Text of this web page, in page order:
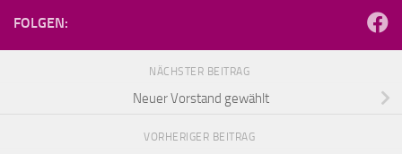
FOLGEN:
NÄCHSTER BEITRAG
Neuer Vorstand gewählt
VORHERIGER BEITRAG